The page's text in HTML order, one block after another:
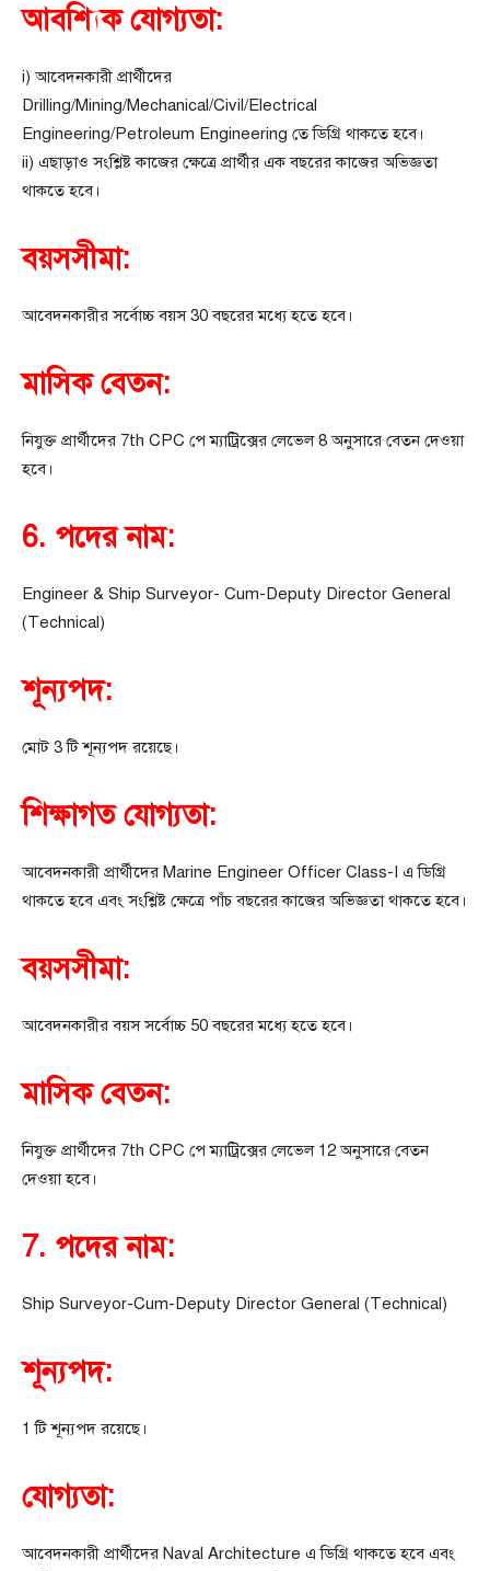
আবশ্যিক যোগ্যতা:
i) আবেদনকারী প্রার্থীদের
Drilling/Mining/Mechanical/Civil/Electrical
Engineering/Petroleum Engineering তে ডিগ্রি থাকতে হবে।
ii) এছাড়াও সংশ্লিষ্ট কাজের ক্ষেত্রে প্রার্থীর এক বছরের কাজের অভিজ্ঞতা
থাকতে হবে।
বয়সসীমা:
আবেদনকারীর সর্বোচ্চ বয়স 30 বছরের মধ্যে হতে হবে।
মাসিক বেতন:
নিযুক্ত প্রার্থীদের 7th CPC পে ম্যাট্রিক্সের লেভেল 8 অনুসারে বেতন দেওয়া
হবে।
6. পদের নাম:
Engineer & Ship Surveyor- Cum-Deputy Director General
(Technical)
শূন্যপদ:
মোট 3 টি শূন্যপদ রয়েছে।
শিক্ষাগত যোগ্যতা:
আবেদনকারী প্রার্থীদের Marine Engineer Officer Class-I এ ডিগ্রি
থাকতে হবে এবং সংশ্লিষ্ট ক্ষেত্রে পাঁচ বছরের কাজের অভিজ্ঞতা থাকতে হবে।
বয়সসীমা:
আবেদনকারীর বয়স সর্বোচ্চ 50 বছরের মধ্যে হতে হবে।
মাসিক বেতন:
নিযুক্ত প্রার্থীদের 7th CPC পে ম্যাট্রিক্সের লেভেল 12 অনুসারে বেতন
দেওয়া হবে।
7. পদের নাম:
Ship Surveyor-Cum-Deputy Director General (Technical)
শূন্যপদ:
1 টি শূন্যপদ রয়েছে।
যোগ্যতা:
আবেদনকারী প্রার্থীদের Naval Architecture এ ডিগ্রি থাকতে হবে এবং